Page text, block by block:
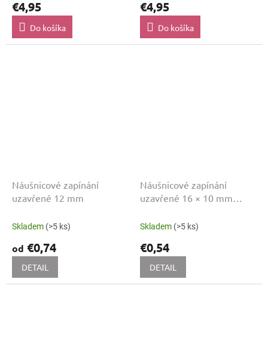
€4,95
Do košíka
€4,95
Do košíka
Náušnicové zapínání
uzavřené 12 mm
Skladem (>5 ks)
od €0,74
DETAIL
Náušnicové zapínání
uzavřené 16 × 10 mm
Skladem (>5 ks)
€0,54
DETAIL